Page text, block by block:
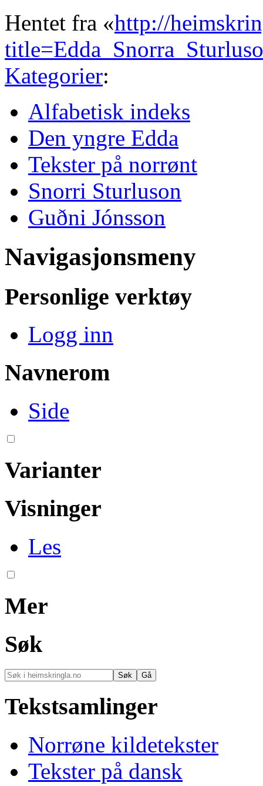
Hentet fra «http://
Kategorier:
Alfabetisk indeks
Den yngre Edda
Tekster på norrønt
Snorri Sturluson
Guðni Jónsson
Navigasjonsmeny
Personlige verktøy
Logg inn
Navnerom
Side
Varianter
Visninger
Les
Mer
Søk
Tekstsamlinger
Norrøne kildetekster
Tekster på dansk